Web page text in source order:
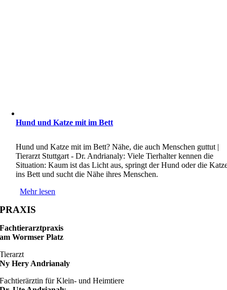
Hund und Katze mit im Bett
Hund und Katze mit im Bett? Nähe, die auch Menschen guttut |
Tierarzt Stuttgart - Dr. Andrianaly: Viele Tierhalter kennen die
Situation: Kaum ist das Licht aus, springt der Hund oder die
ins Bett und sucht die Nähe ihres Menschen.
Mehr lesen
PRAXIS
Fachtierarztpraxis
am Wormser Platz
Tierarzt
Ny Hery Andrianaly
Fachtierärztin für Klein- und Heimtiere